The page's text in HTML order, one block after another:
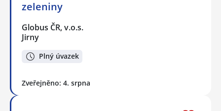
zeleniny
Globus ČR, v.o.s.
Jirny
Plný úvazek
Zveřejněno: 4. srpna